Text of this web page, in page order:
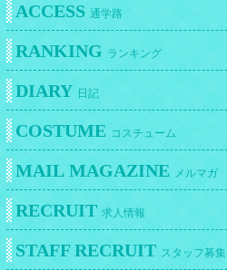
ACCESS 通学路
RANKING ランキング
DIARY 日記
COSTUME コスチューム
MAIL MAGAZINE メルマガ
RECRUIT 求人情報
STAFF RECRUIT スタッフ募集